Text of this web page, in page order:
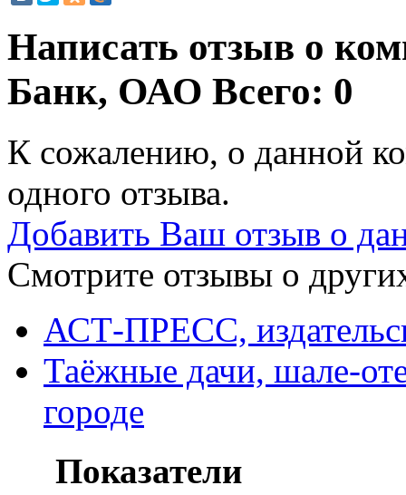
Написать отзыв о
Банк, ОАО Всего: 0
К сожалению, о данной
одного отзыва.
Добавить Ваш отзыв о
Смотрите отзывы о
АСТ-ПРЕСС,
Таёжные дачи, шале-
городе
Показатели